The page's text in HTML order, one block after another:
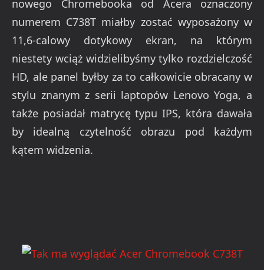
nowego Chromebooka od Acera oznaczony
numerem C738T miałby zostać wyposażony w
11,6-calowy dotykowy ekran, na którym
niestety wciąż widzielibyśmy tylko rozdzielczość
HD, ale panel byłby za to całkowicie obracany w
stylu znanym z serii laptopów Lenovo Yoga, a
także posiadał matrycę typu IPS, która dawała
by idealną czytelność obrazu pod każdym
kątem widzenia.